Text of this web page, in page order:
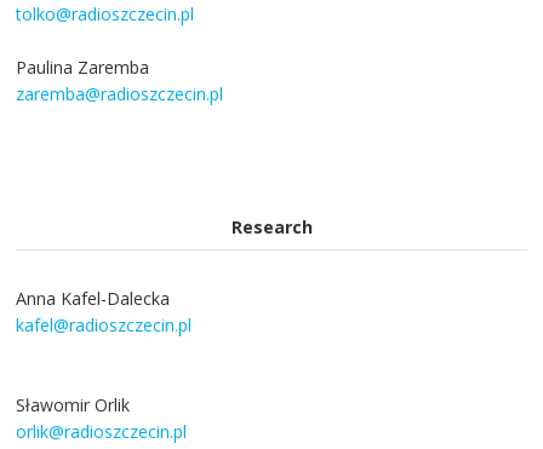
tolko@radioszczecin.pl
Paulina Zaremba
zaremba@radioszczecin.pl
Research
Anna Kafel-Dalecka
kafel@radioszczecin.pl
Sławomir Orlik
orlik@radioszczecin.pl